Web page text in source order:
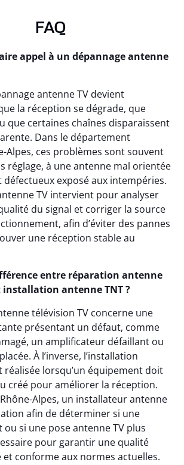
FAQ
appel à un dépannage antenne
antenne TV devient
la réception se dégrade, que
que certaines chaînes disparaissent
Dans le département
Alpes, ces problèmes sont souvent
réglage, à une antenne mal orientée
défectueux exposé aux intempéries.
TV intervient pour analyser
du signal et corriger la source
afin d’éviter des pannes
une réception stable au
entre réparation antenne
installation antenne TNT ?
télévision TV concerne une
présentant un défaut, comme
un amplificateur défaillant ou
À l’inverse, l’installation
réalisée lorsqu’un équipement doit
créé pour améliorer la réception.
Alpes, un installateur antenne
afin de déterminer si une
si une pose antenne TV plus
pour garantir une qualité
et conforme aux normes actuelles.